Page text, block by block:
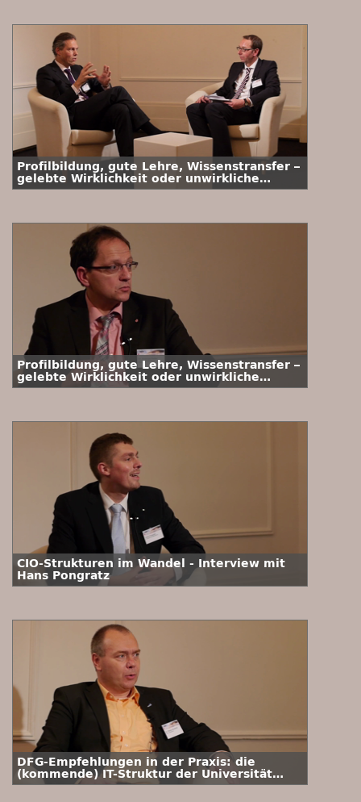
Profilbildung, gute Lehre, Wissenstransfer –
gelebte Wirklichkeit oder unwirkliche
Vision? Interview mit Ministerialdirektor
Profilbildung, gute Lehre, Wissenstransfer –
gelebte Wirklichkeit oder unwirkliche
Vision? Interview mit Dr. Andreas Keller
CIO-Strukturen im Wandel - Interview mit
Hans Pongratz
DFG-Empfehlungen in der Praxis: die
(kommende) IT-Struktur der Universität
Bonn - Interview mit Dr. Rainer Bockholt